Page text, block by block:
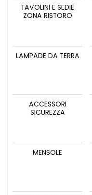
TAVOLINI E SEDIE
ZONA RISTORO
LAMPADE DA TERRA
ACCESSORI
SICUREZZA
MENSOLE